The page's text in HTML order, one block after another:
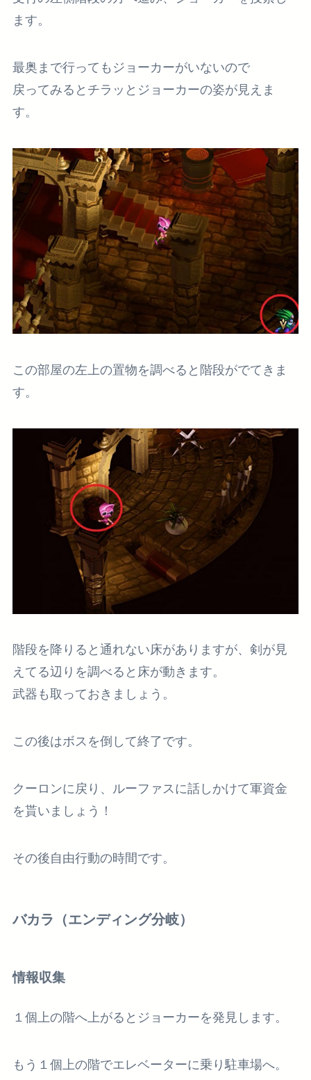
ます。
最奥まで行ってもジョーカーがいないので
戻ってみるとチラッとジョーカーの姿が見えま
す。
この部屋の左上の置物を調べると階段がでてきま
す。
階段を降りると通れない床がありますが、剣が見
えてる辺りを調べると床が動きます。
武器も取っておきましょう。
この後はボスを倒して終了です。
クーロンに戻り、ルーファスに話しかけて軍資金
を貰いましょう！
その後自由行動の時間です。
バカラ（エンディング分岐）
情報収集
１個上の階へ上がるとジョーカーを発見します。
もう１個上の階でエレベーターに乗り駐車場へ。